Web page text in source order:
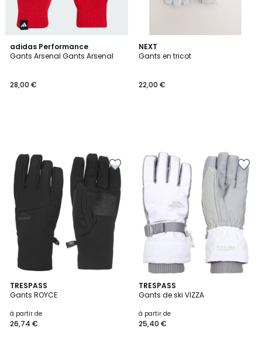
adidas Performance
Gants Arsenal Gants Arsenal
28,00 €
NEXT
Gants en tricot
22,00 €
TRESPASS
Gants ROYCE
à partir de
26,74 €
TRESPASS
Gants de ski VIZZA
à partir de
25,40 €